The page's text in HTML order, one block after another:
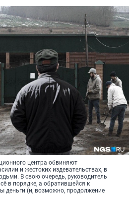
центра обвиняют
и жестоких издевательствах, в
В свою очередь, руководитель
в порядке, а обратившейся к
деньги (и, возможно, продолжение